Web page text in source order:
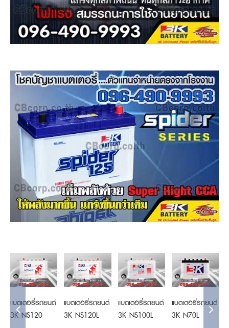
แบตเตอรี่รถยนต์
3K NS120
Add to
cart
Details
แบตเตอรี่รถยนต์
3K NS120L
Add to
cart
Details
แบตเตอรี่รถยนต์
3K NS100L
Add to
cart
Details
แบตเตอรี่รถยนต์
3K N70L
Add to
cart
Details